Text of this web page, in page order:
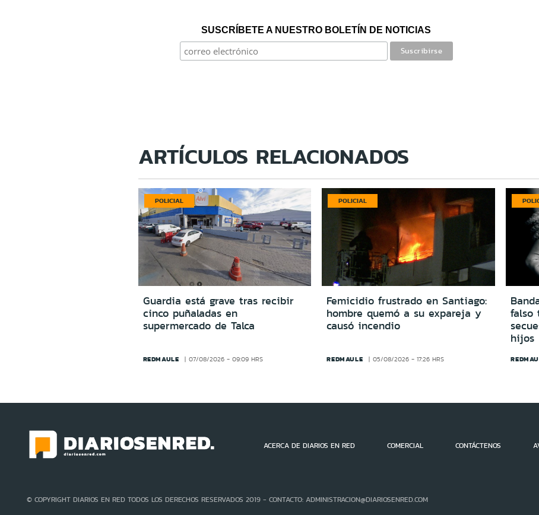
SUSCRÍBETE A NUESTRO BOLETÍN DE NOTICIAS
ARTÍCULOS RELACIONADOS
POLICIAL
Guardia está grave tras recibir
cinco puñaladas en
supermercado de Talca
REDMAULE 07/08/2026 - 09:09 HRS
POLICIAL
Femicidio frustrado en Santiago:
hombre quemó a su expareja y
causó incendio
REDMAULE 05/08/2026 - 17:26 HRS
falso
hijos
ACERCA DE DIARIOS EN RED COMERCIAL CONTÁCTENOS
© COPYRIGHT DIARIOS EN RED TODOS LOS DERECHOS RESERVADOS 2019 - CONTACTO: ADMINISTRACION@DIARIOSENRED.COM